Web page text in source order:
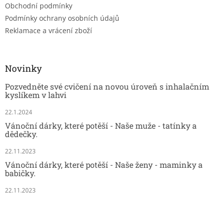
Obchodní podmínky
Podmínky ochrany osobních údajů
Reklamace a vrácení zboží
Novinky
Pozvedněte své cvičení na novou úroveň s inhalačním
kyslíkem v lahvi
22.1.2024
Vánoční dárky, které potěší - Naše muže - tatínky a
dědečky.
22.11.2023
Vánoční dárky, které potěší - Naše ženy - maminky a
babičky.
22.11.2023